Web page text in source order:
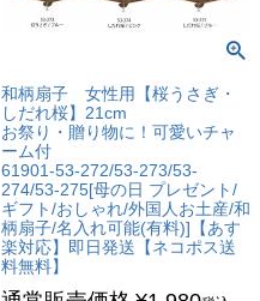
和柄扇子 女性用【桜うさぎ・
しだれ桜】21cm
お祭り・贈り物に！可愛いチャ
ーム付
61901-53-272/53-273/53-
274/53-275[母の日 プレゼント/
ギフト/おしゃれ/外国人お土産/和
柄扇子/名入れ可能(有料)]【あす
楽対応】即日発送【ネコポス送
料無料】